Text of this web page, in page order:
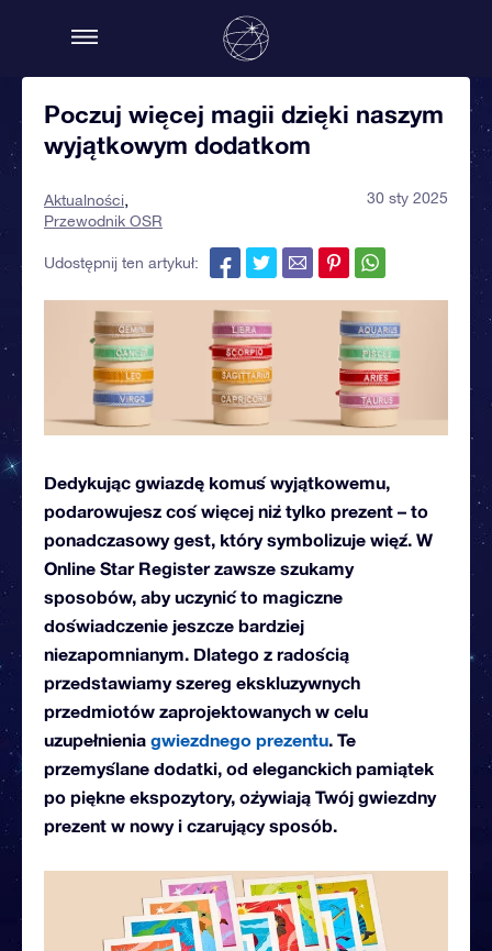
Poczuj więcej magii dzięki naszym
wyjątkowym dodatkom
Aktualności
Przewodnik OSR
30 sty 2025
Udostępnij ten artykuł:
Dedykując gwiazdę komuś wyjątkowemu,
podarowujesz coś więcej niż tylko prezent – to
ponadczasowy gest, który symbolizuje więź. W
Online Star Register zawsze szukamy
sposobów, aby uczynić to magiczne
doświadczenie jeszcze bardziej
niezapomnianym. Dlatego z radością
przedstawiamy szereg ekskluzywnych
przedmiotów zaprojektowanych w celu
uzupełnienia gwiezdnego prezentu. Te
przemyślane dodatki, od eleganckich pamiątek
po piękne ekspozytory, ożywiają Twój gwiezdny
prezent w nowy i czarujący sposób.